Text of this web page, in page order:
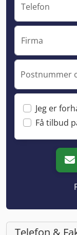
Telefon
Firma
Postnummer
Jeg er
Få tilbud
Telefon &